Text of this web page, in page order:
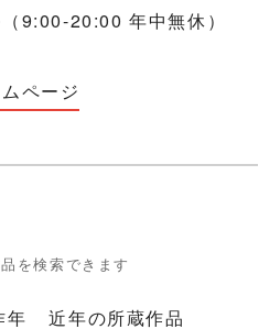
9:00-20:00 年中無休）
ページ
を検索できます
年 近年の所蔵作品